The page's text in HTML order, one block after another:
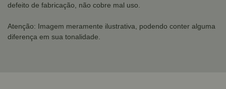
defeito de fabricação, não cobre mal uso.
Atenção: Imagem meramente ilustrativa, podendo conter alguma
diferença em sua tonalidade.